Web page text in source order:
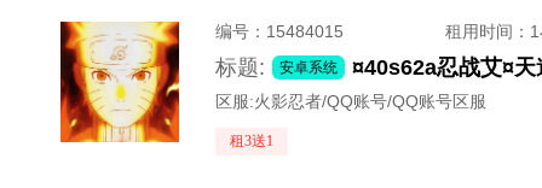
编号： 15484015 租用时间 ：
标题: 安卓系统 ¤40s62a忍战艾¤
区服:火影忍者/QQ账号/QQ账号区服
租3送1